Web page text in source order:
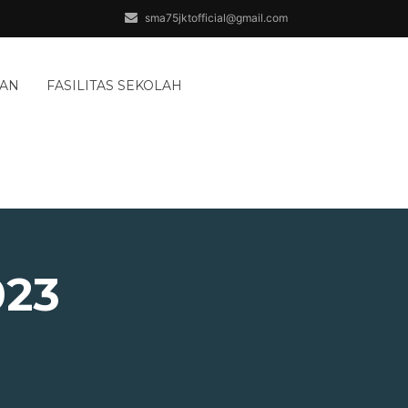
sma75jktofficial@gmail.com
FASILITAS SEKOLAH